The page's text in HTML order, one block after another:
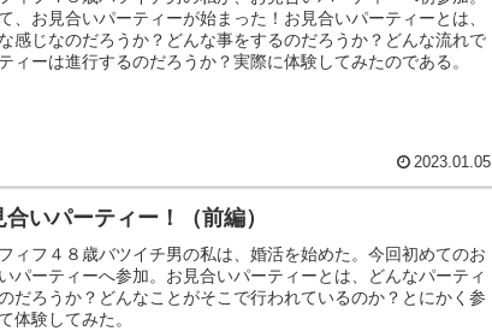
、お見合いパーティーが始まった！お見合いパーティーとは、
感じなのだろうか？どんな事をするのだろうか？どんな流れで
ィーは進行するのだろうか？実際に体験してみたのである。
2023.01.05
合いパーティー！（前編）
ィフ４８歳バツイチ男の私は、婚活を始めた。今回初めてのお
パーティーへ参加。お見合いパーティーとは、どんなパーティ
だろうか？どんなことがそこで行われているのか？とにかく参
体験してみた。